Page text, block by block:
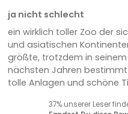
ja nicht schlecht
ein wirklich toller Zoo der
und asiatischen
größte, trotzdem in
nächsten Jahren
tolle Anlagen und schöne
37% unserer Leser